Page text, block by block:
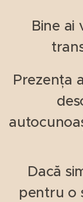
Bine ai
Prezența
Dacă
pentru o